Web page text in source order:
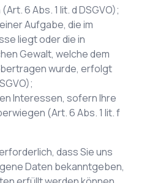
6 Abs. 1 lit. d DSGVO);
Aufgabe, die im
liegt oder die in
Gewalt, welche dem
wurde, erfolgt
Interessen, sofern Ihre
(Art. 6 Abs. 1 lit. f
dass Sie uns
Daten bekanntgeben,